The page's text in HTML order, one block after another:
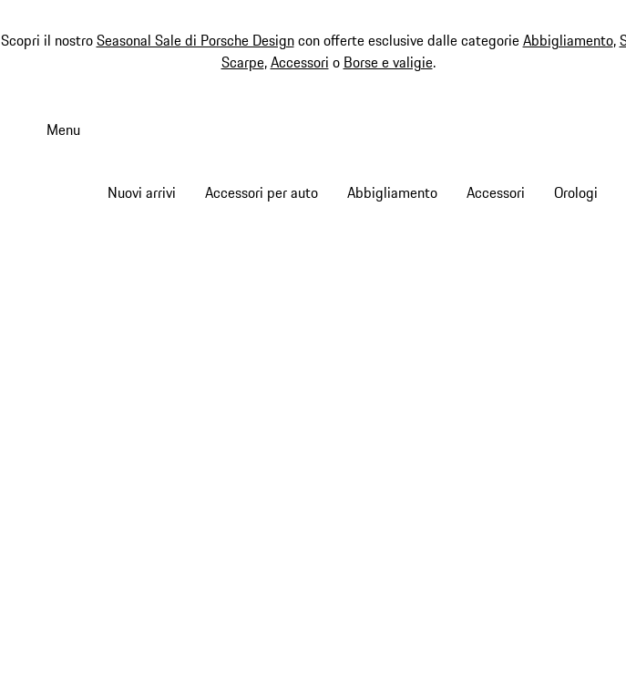
Scopri il nostroSeasonal Sale di Porsche Designcon offerte esclusive dalle categorieAbbigliamento,
Scarpe,Accessori o Borse e valigie.
Menu
Nuovi arrivi Accessori per auto Abbigliamento Accessori Orologi